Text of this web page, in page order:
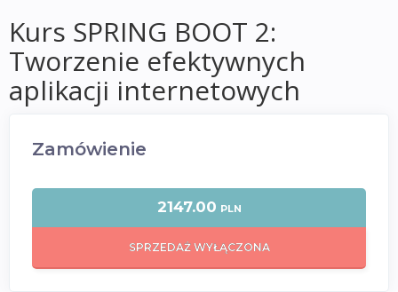
Kurs SPRING BOOT 2:
Tworzenie efektywnych
aplikacji internetowych
Zamówienie
2147.00 PLN
SPRZEDAŻ WYŁĄCZONA